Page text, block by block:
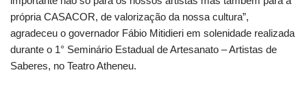
própria CASACOR, de valorização da nossa cultura”,
agradeceu o governador Fábio Mitidieri em solenidade realizada
durante o 1° Seminário Estadual de Artesanato – Artistas de
Saberes, no Teatro Atheneu.